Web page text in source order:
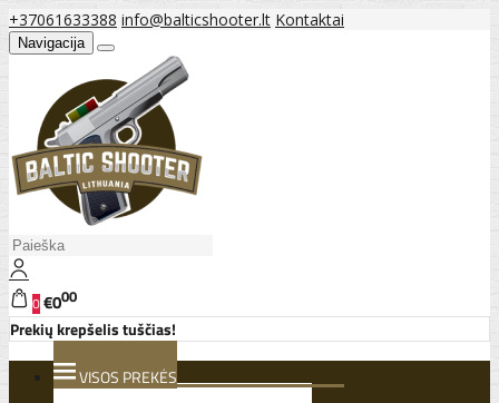
+37061633388 info@balticshooter.lt Kontaktai
Navigacija
0€000
Prekių krepšelis tuščias!
VISOS PREKĖS